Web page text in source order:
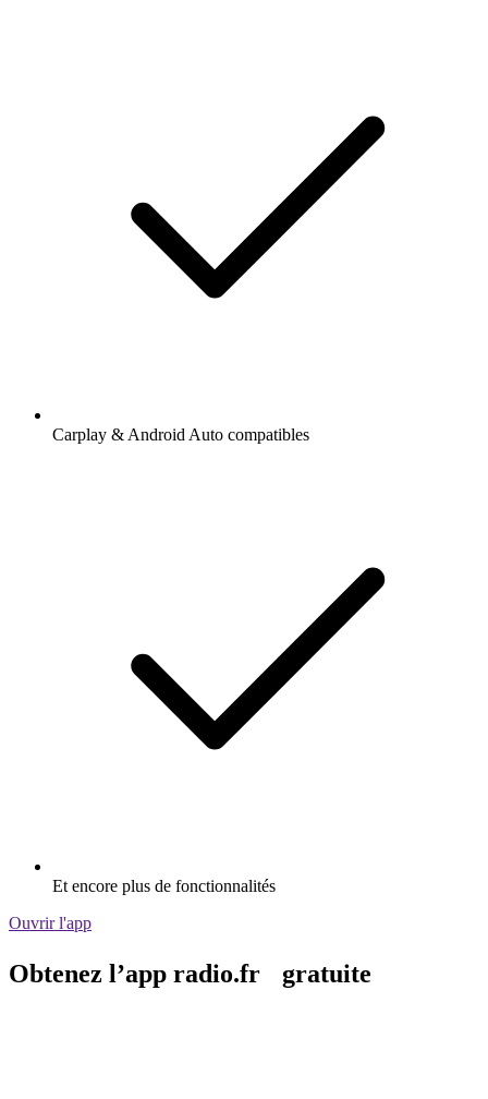
Carplay & Android Auto compatibles
Et encore plus de fonctionnalités
Ouvrir l'app
Obtenez l’app radio.fr gratuite